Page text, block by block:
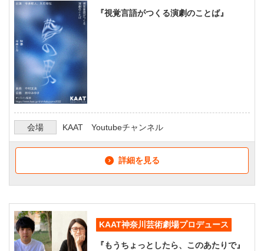
『視覚言語がつくる演劇のことば』
会場 KAAT Youtubeチャンネル
詳細を見る
KAAT神奈川芸術劇場プロデュース
『もうちょっとしたら、このあたりで』